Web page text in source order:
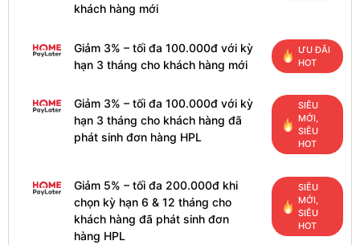
khách hàng mới
Giảm 3% – tối đa 100.000đ với kỳ
hạn 3 tháng cho khách hàng mới
ƯU ĐÃI
HOT
Giảm 3% – tối đa 100.000đ với kỳ
hạn 3 tháng cho khách hàng đã
phát sinh đơn hàng HPL
SIÊU
MỚI,
SIÊU
HOT
Giảm 5% – tối đa 200.000đ khi
chọn kỳ hạn 6 & 12 tháng cho
khách hàng đã phát sinh đơn
hàng HPL
SIÊU
MỚI,
SIÊU
HOT